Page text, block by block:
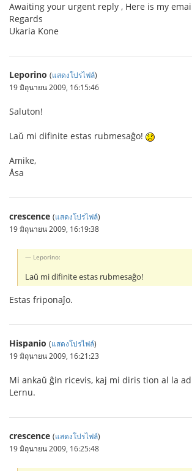
Awaiting your urgent reply , Here is my
Regards
Ukaria Kone
Leporino (แสดงโปรไฟล์)
19 มิถุนายน 2009, 16:15:46
Saluton!
Laŭ mi difinite estas rubmesaĝo!
Amike,
Åsa
crescence (แสดงโปรไฟล์)
19 มิถุนายน 2009, 16:19:38
Leporino:
Laŭ mi difinite estas rubmesaĝo!
Estas friponaĵo.
Hispanio (แสดงโปรไฟล์)
19 มิถุนายน 2009, 16:21:23
Mi ankaŭ ĝin ricevis, kaj mi diris tion al la
Lernu.
crescence (แสดงโปรไฟล์)
19 มิถุนายน 2009, 16:25:48